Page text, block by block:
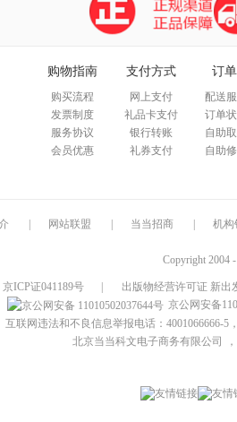
购物指南
购买流程
发票制度
服务协议
会员优惠
支付方式
网上支付
礼品卡支付
银行转账
礼券支付
订
配送
订单
自助
自助
网站联盟 当当招商 机构
Copyright 2004
京ICP证041189号
出版物经营许可证 新出
京公网安备
互联网违法和不良信息举报电话：4001066666-5
北京当当科文电子商务有限公司